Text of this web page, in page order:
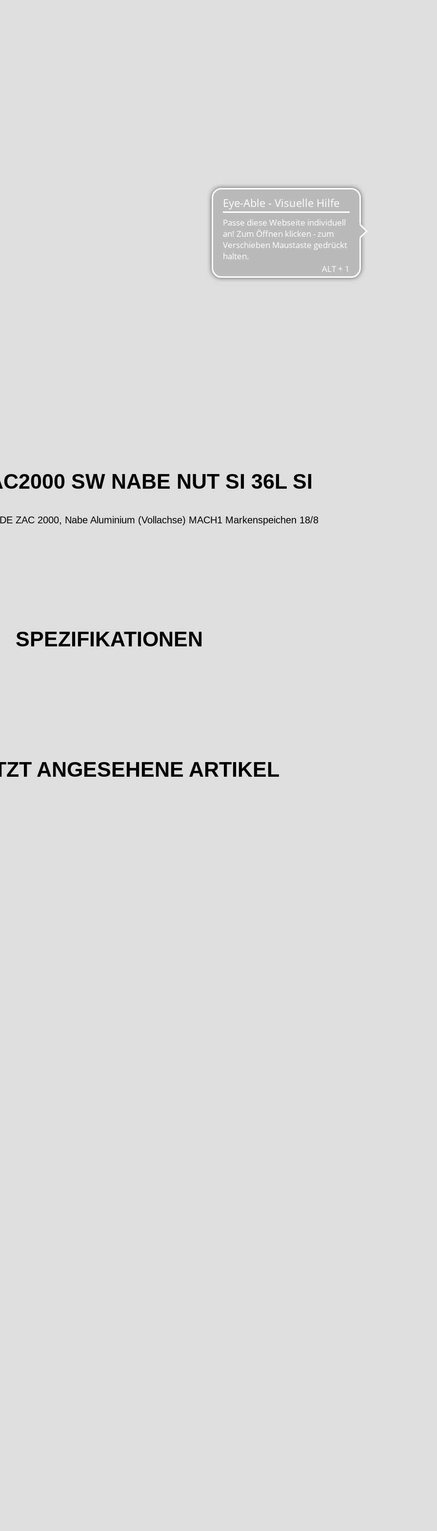
SW NABE NUT SI 36L SI
ZAC 2000, Nabe Aluminium (Vollachse) MACH1 Markenspeichen 18/8
SPEZIFIKATIONEN
ANGESEHENE ARTIKEL